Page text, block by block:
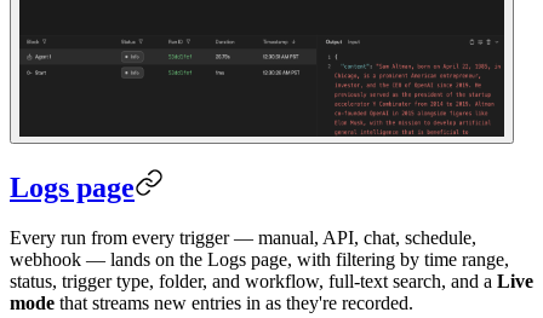
Logs page
Every run from every trigger — manual, API, chat, schedule,
webhook — lands on the Logs page, with filtering by time range,
status, trigger type, folder, and workflow, full-text search, and a Live
mode that streams new entries in as they're recorded.